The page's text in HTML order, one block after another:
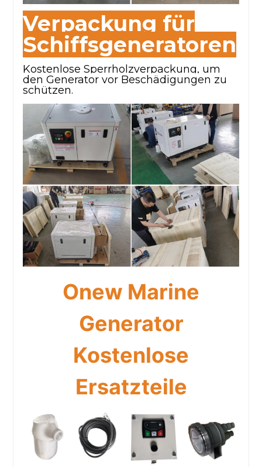
Verpackung für
Schiffsgeneratoren
Kostenlose Sperrholzverpackung, um
den Generator vor Beschädigungen zu
schützen.
Onew Marine
Generator
Kostenlose
Ersatzteile